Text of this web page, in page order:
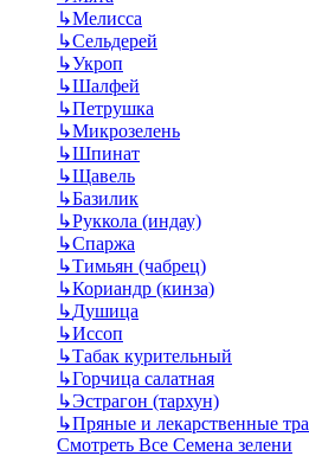
↳Мелисса
↳Сельдерей
↳Укроп
↳Шалфей
↳Петрушка
↳Микрозелень
↳Шпинат
↳Щавель
↳Базилик
↳Руккола (индау)
↳Спаржа
↳Тимьян (чабрец)
↳Кориандр (кинза)
↳Душица
↳Иссоп
↳Табак курительный
↳Горчица салатная
↳Эстрагон (тархун)
↳Пряные и лекарственные
Смотреть Все Семена зелени